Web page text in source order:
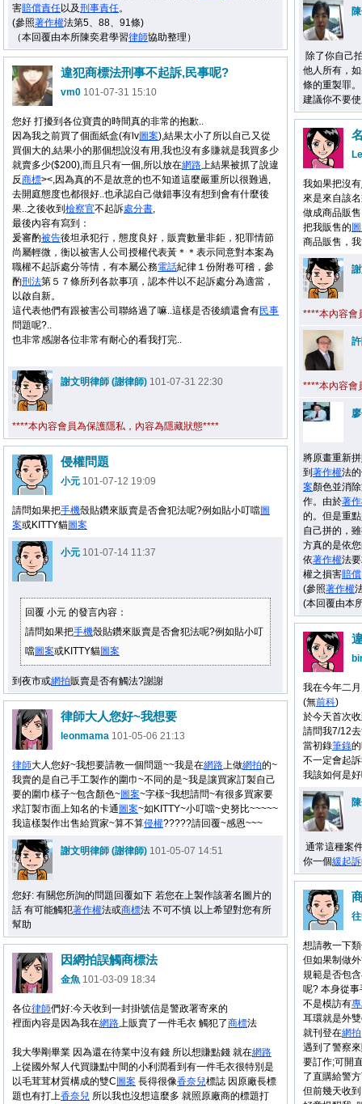
害賠償責任以及刑事責任。
(參照著作權法第5、88、91條)
（本回覆由本所陳奕君學習律師協助整理）
除了你自己
他人所有，
條的重製罪。
建議你不要
違犯商標法刑事不起訴,民事呢?
vm0 101-07-31 15:10
您好 打擾到各位寶貴的時間真的非常的抱歉..
因為我之前買了個面紙盒(有lv圖案),結果太小了所以自己又從
買個大的,結果小的那個想說沒有用,我也沒有多賺就是我買多少
就賣多少($200),而且只有一個,所以放在網路上結果被抓了說違
反商標><,因為真的不是故意的也不知道這麼嚴重所以很難過,
去開庭態度也都很好..也承認自己做錯事沒有想到會有什麼後
果..之後收到 檢察官不起訴處分書,
最後內容有寫到：
爰審酌被告後坦承犯行，態度良好，販賣數量非鉅，犯罪情節
尚屬輕微，衡以被害人公司授權代表黃＊＊表示同意對本案為
職權不起訴處分等情，有本屬公務電話紀律１份附卷可稽，參
酌刑法第５７條所列各款事項，認本件以不起訴處分為適當，
以啟自新。
這代表他們有跟被害公司聯絡過了嘛..這樣是否後續還會有民事
問題呢?..
也非常感謝各位非常有耐心的看我打完..
謝文明律師 (謝律師) 101-07-31 22:30
****本內容會員為保護隱私，內容為隱藏狀態****
我如果把沒有
來是來自該
做成商品販
把我販售的
商品販售，
****本內容會
****本內容會
將原畫重新
到 著作權法
案顏色並消
作。由於著
的。但是重
自己拼的，
方真的是依
依著作權法
權之損害賠償
(參照著作權
(本回覆由本
侵權問題
小元 101-07-12 19:09
請問如果把手機殼貼鑽來販賣是否會犯法呢?例如貼小叮噹圖
案或KITTY貓圖案
小元 101-07-14 11:37
回覆 小元 的發言內容：
請問如果把手機殼貼鑽來販賣是否會犯法呢?例如貼小叮
噹圖案或KITTY貓圖案
到夜市或網拍販賣是否有觸法?謝謝
我在今年二
(無前科)
於今天首次
請問我7/12
當初錄筆錄
不一定會起
我該如何是
通常這種案
你一個緩起訴
律師大人您好~我想要
leonmama 101-05-06 21:13
律師大人您好~我想要請教一個問題~~我是在網路上做網拍的~
我賣的是自己手工製作的圍巾~不同的是~我是讓買家訂製自己
要的圍巾樣子~包含顏色~圖案~字樣~我想請問~有很多買家要
求訂製市面上知名的卡通 圖案~如KITTY~小叮噹~史努比~~~~~
我這樣製作出售給買家~算不算侵權?????請回覆~感恩~~~
謝文明律師 (謝律師) 101-05-07 14:51
您好: 有關您所詢的問題回覆如下 若您在上製作該著名圖片的
話 有可能觸犯著作權法或商標法 不可不慎 以上希望對您有所
幫助
想請教一下
但如果制做
規範是否包
呢? 本身從
不是模訪有
耳環就是外
就刊登在網拍
遇到了警察
要訂作;可開
了直購給警
但前幾天收
因網拍誤觸商標法
金魚 101-03-09 18:34
各位律師們好:今天收到一封掛號信是警政署寄來的
裡面內容是因為我在網路上販賣了一件毛衣 觸犯了商標法
我大學剛畢業 因為還在待業中沒有錢 所以想賺點錢 就在網路
上從國外幫人代買賺點中間的小利潤看到有一件毛衣很特別是
以毛茸茸材質構成的雙C 圖案 長得很像香奈兒標誌 因原廠長標
題也有打上香奈兒 所以我也沒想這麼多 就照原廠商的標題打